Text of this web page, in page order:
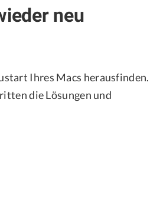
neu
Ihres Macs herausfinden.
die Lösungen und